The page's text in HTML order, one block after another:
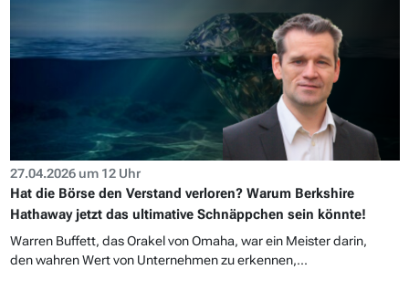
27.04.2026 um 12 Uhr
Hat die Börse den Verstand verloren? Warum Berkshire
Hathaway jetzt das ultimative Schnäppchen sein könnte!
Warren Buffett, das Orakel von Omaha, war ein Meister darin,
den wahren Wert von Unternehmen zu erkennen,...